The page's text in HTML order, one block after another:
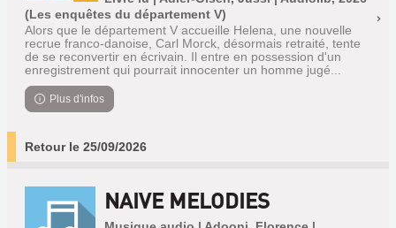
Nouveauté
(Les enquêtes du département V)
Alors que le département V accueille Helena, une nouvelle
recrue franco-danoise, Carl Morck, désormais retraité, tente
de se reconvertir en écrivain. Il entre en possession d'un
enregistrement qui pourrait innocenter un homme jugé...
Plus d'infos
Retour le 25/09/2026
NAIVE MELODIES